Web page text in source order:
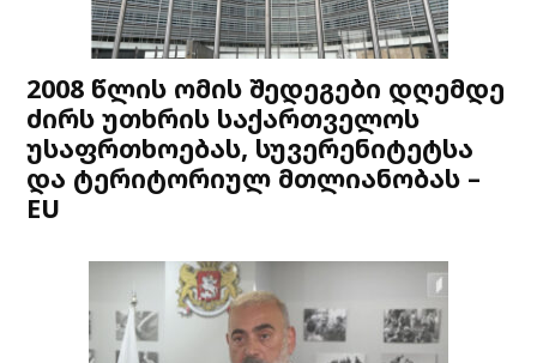
2008 წლის ომის შედეგები დღემდე
ძირს უთხრის საქართველოს
უსაფრთხოებას, სუვერენიტეტსა
და ტერიტორიულ მთლიანობას –
EU